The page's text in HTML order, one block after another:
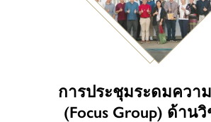
การประชุมระดมควา
(Focus Group) ด้าน